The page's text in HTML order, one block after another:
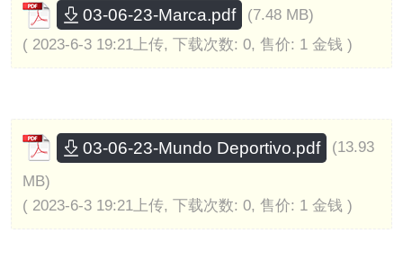
03-06-23-Marca.pdf
(7.48 MB)
( 2023-6-3 19:21上传, 下载次数: 0, 售价: 1 金钱 )
03-06-23-Mundo Deportivo.pdf
(13.93
MB)
( 2023-6-3 19:21上传, 下载次数: 0, 售价: 1 金钱 )